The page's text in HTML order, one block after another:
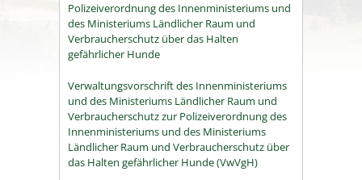
Polizeiverordnung des Innenministeriums und
des Ministeriums Ländlicher Raum und
Verbraucherschutz über das Halten
gefährlicher Hunde
Verwaltungsvorschrift des Innenministeriums
und des Ministeriums Ländlicher Raum und
Verbraucherschutz zur Polizeiverordnung des
Innenministeriums und des Ministeriums
Ländlicher Raum und Verbraucherschutz über
das Halten gefährlicher Hunde (VwVgH)